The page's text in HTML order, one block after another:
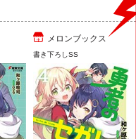
メロンブックス
書き下ろしSS